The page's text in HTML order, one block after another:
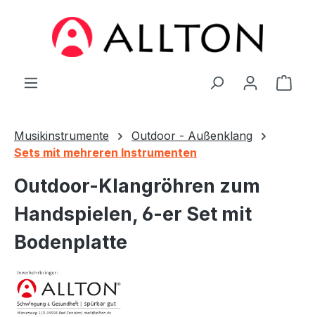
Zum Hauptinhalt springen
Musikinstrumente
Outdoor - Außenklang
Sets mit mehreren Instrumenten
Outdoor-Klangröhren zum
Handspielen, 6-er Set mit
Bodenplatte